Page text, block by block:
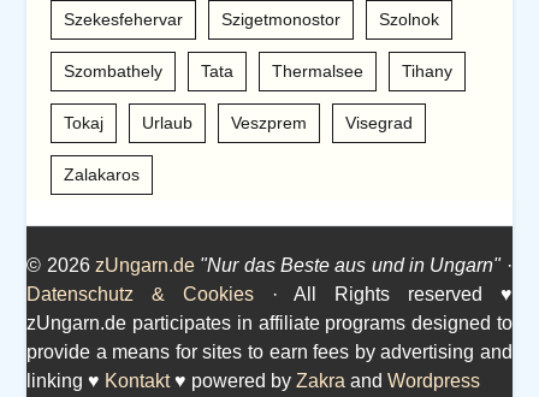
Szekesfehervar Szigetmonostor Szolnok
Szombathely Tata Thermalsee Tihany
Tokaj Urlaub Veszprem Visegrad
Zalakaros
© 2026 zUngarn.de "Nur das Beste aus und in Ungarn"·
Datenschutz & Cookies· All Rights reserved ♥
zUngarn.de participates in affiliate programs designed to
provide a means for sites to earn fees by advertising and
linking ♥ Kontakt♥ powered byZakra andWordpress